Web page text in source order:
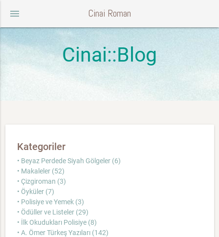
menu Cinai Roman
Cinai::Blog
Kategoriler
• Beyaz Perdede Siyah Gölgeler (6)
• Makaleler (52)
• Çizgiroman (3)
• Öyküler (7)
• Polisiye ve Yemek (3)
• Ödüller ve Listeler (29)
• İlk Okudukları Polisiye (8)
• A. Ömer Türkeş Yazıları (142)